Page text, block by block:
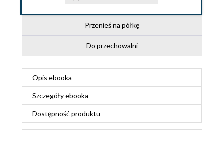
Przenieś na półkę
Do przechowalni
Opis ebooka
Szczegółyebooka
Dostępność produktu